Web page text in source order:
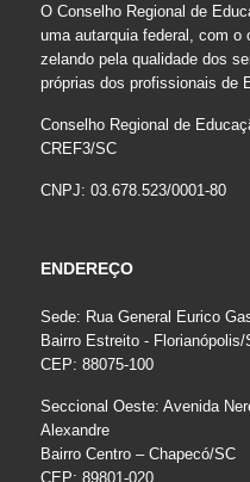
O Conselho Regional de
uma autarquia federal, com o
zelando pela qualidade dos
próprias dos profissionais de
Conselho Regional de
CREF3/SC
CNPJ: 03.678.523/0001-80
ENDEREÇO
Sede: Rua General Eurico
Bairro Estreito - Florianópolis/
CEP: 88075-100
Seccional Oeste: Avenida
Alexandre
Bairro Centro – Chapecó/SC
CEP: 89801-020